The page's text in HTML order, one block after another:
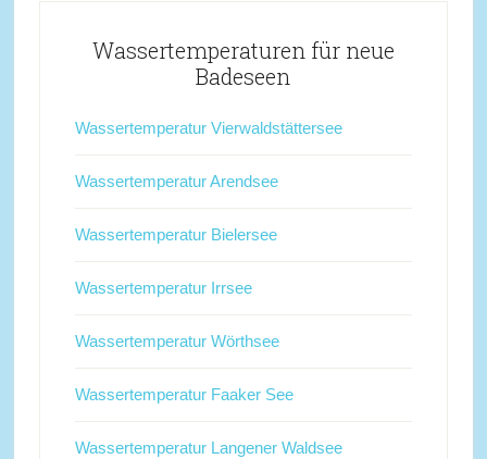
Wassertemperaturen für neue
Badeseen
Wassertemperatur Vierwaldstättersee
Wassertemperatur Arendsee
Wassertemperatur Bielersee
Wassertemperatur Irrsee
Wassertemperatur Wörthsee
Wassertemperatur Faaker See
Wassertemperatur Langener Waldsee